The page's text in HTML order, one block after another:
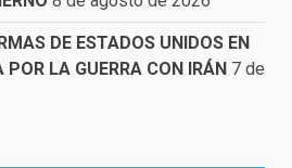
DE ESTADOS UNIDOS EN
POR LA GUERRA CON IRÁN 7 de